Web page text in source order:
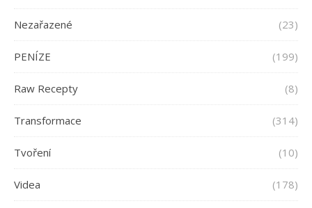
Nezařazené (23)
PENÍZE (199)
Raw Recepty (8)
Transformace (314)
Tvoření (10)
Videa (178)